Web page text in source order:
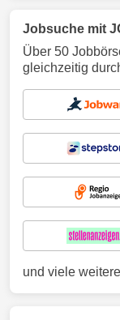
Jobsuche mit
Über 50
gleichzeitig
und viele